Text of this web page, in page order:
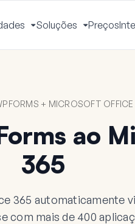
Ativar
Menu
Soluções
Ativar
Menu
Preços
+ MICROSOFT
ao
365
365 automaticamente
com mais de 400